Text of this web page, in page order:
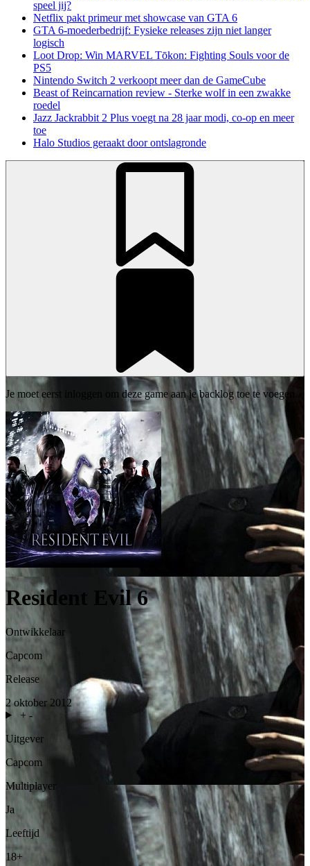
speel jij?
Netflix pakt primeur met showcase van GTA 6
GTA 6-moederbedrijf: Fysieke releases zijn niet langer
logisch
Loot Drop: Win MARVEL Tōkon: Fighting Souls voor de
PS5
Nintendo Switch 2 verkoopt meer dan de GameCube
Beast of Reincarnation review - Sterke wolf in een zwakke
roedel
Jazz Jackrabbit 2 Plus voegt na 28 jaar modi, co-op en meer
toe
Halo Studios geraakt door ontslagronde
Je moet eerst inloggen om deze game aan je backlog toe te voegen.
Resident Evil 6
Ontwikkelaar
Capcom
Release
2 oktober 2012
+ -
Uitgever
Capcom
Multiplayer
Ja
Leeftijd
18+